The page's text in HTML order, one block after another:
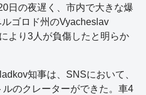
日の夜遅く、市内で大きな爆
ゴロド州のVyacheslav
より3人が負傷したと明らか
知事は、SNSにおいて、
ルのクレーターができた。車4